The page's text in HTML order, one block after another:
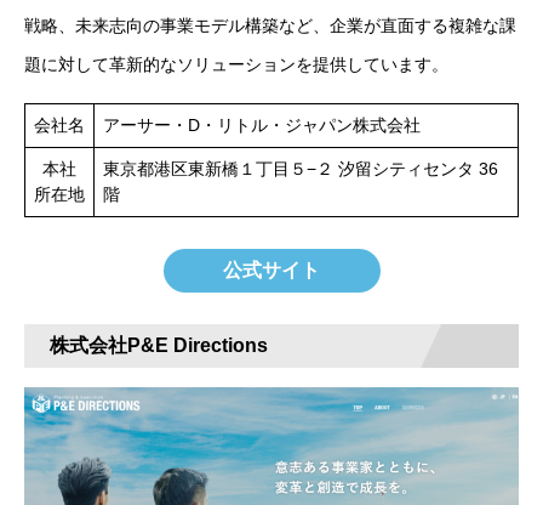
戦略、未来志向の事業モデル構築など、企業が直面する複雑な課
題に対して革新的なソリューションを提供しています。
会社名 アーサー・D・リトル・ジャパン株式会社
本社
所在地
東京都港区東新橋１丁目５−２ 汐留シティセンタ 36
階
公式サイト
株式会社P&E Directions